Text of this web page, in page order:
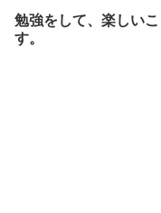
勉強をして、楽しい
す。